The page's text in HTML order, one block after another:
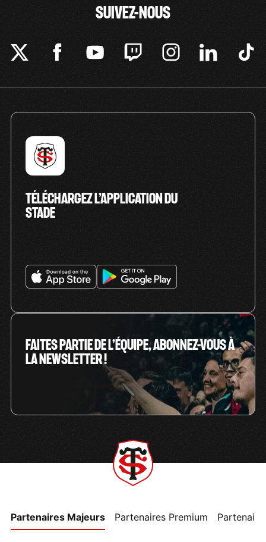
SUIVEZ-NOUS
TÉLÉCHARGEZ L’APPLICATION DU
STADE
FAITES PARTIE DE L’ÉQUIPE, ABONNEZ-VOUS À
LA NEWSLETTER !
Partenaires Majeurs Partenaires Premium